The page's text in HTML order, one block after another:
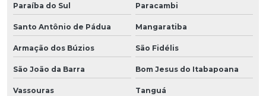
Paraíba do Sul Paracambi
Santo Antônio de Pádua Mangaratiba
Armação dos Búzios São Fidélis
São João da Barra Bom Jesus do Itabapoana
Vassouras Tanguá